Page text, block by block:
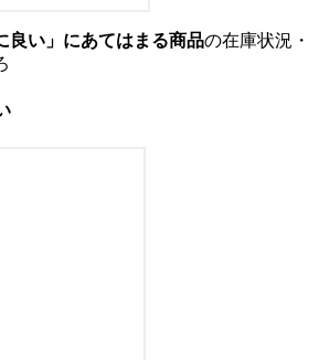
良い」にあてはまる商品の在庫状況・